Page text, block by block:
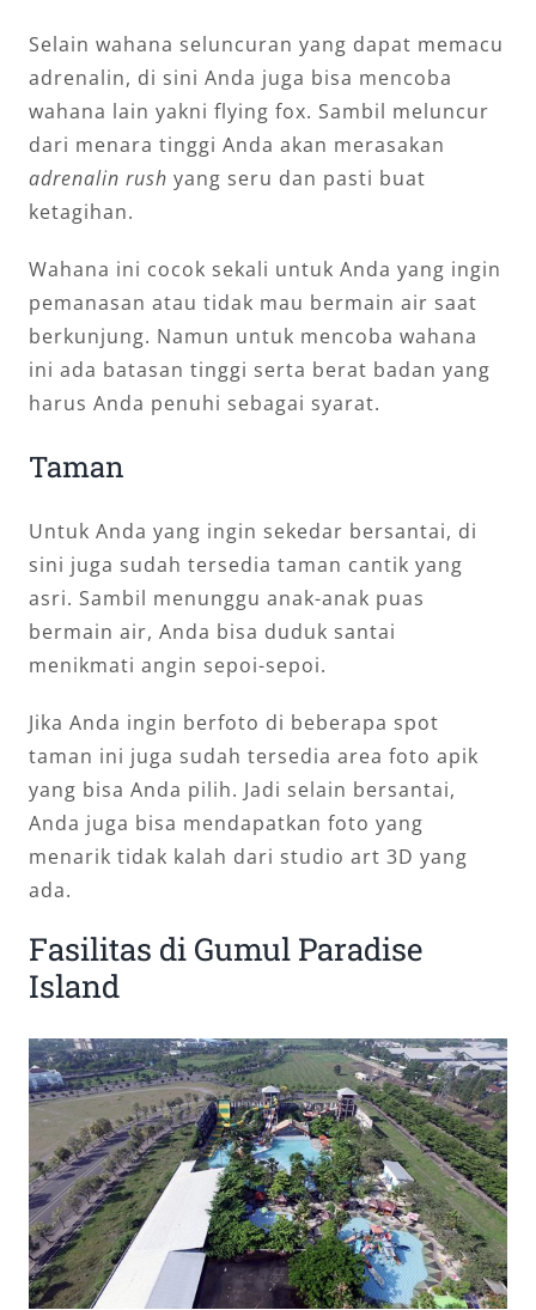
Selain wahana seluncuran yang dapat memacu
adrenalin, di sini Anda juga bisa mencoba
wahana lain yakni flying fox. Sambil meluncur
dari menara tinggi Anda akan merasakan
adrenalin rush yang seru dan pasti buat
ketagihan.
Wahana ini cocok sekali untuk Anda yang ingin
pemanasan atau tidak mau bermain air saat
berkunjung. Namun untuk mencoba wahana
ini ada batasan tinggi serta berat badan yang
harus Anda penuhi sebagai syarat.
Taman
Untuk Anda yang ingin sekedar bersantai, di
sini juga sudah tersedia taman cantik yang
asri. Sambil menunggu anak-anak puas
bermain air, Anda bisa duduk santai
menikmati angin sepoi-sepoi.
Jika Anda ingin berfoto di beberapa spot
taman ini juga sudah tersedia area foto apik
yang bisa Anda pilih. Jadi selain bersantai,
Anda juga bisa mendapatkan foto yang
menarik tidak kalah dari studio art 3D yang
ada.
Fasilitas di Gumul Paradise
Island